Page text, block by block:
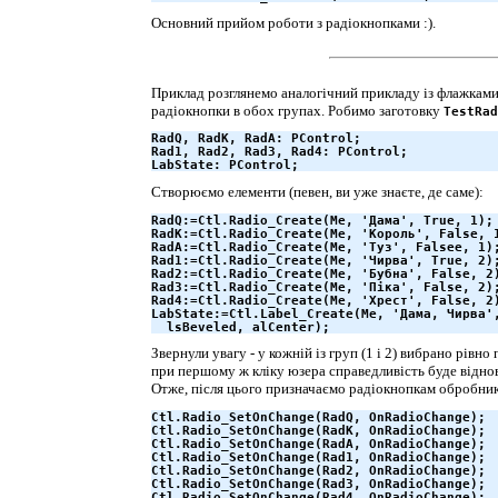
Основний прийом роботи з радіокнопками :).
Приклад розглянемо аналогічний прикладу із
радіокнопки в обох групах. Робимо заготовку TestRad
RadQ, RadK, RadA: PControl;
Rad1, Rad2, Rad3, Rad4: PControl;
LabState: PControl;
Створюємо елементи (певен, ви уже знаєте, де саме):
RadQ:=Ctl.Radio_Create(Me, 'Дама', True, 1);
RadK:=Ctl.Radio_Create(Me, 'Король', False,
RadA:=Ctl.Radio_Create(Me, 'Туз', Falsee,
Rad1:=Ctl.Radio_Create(Me, 'Чирва', True,
Rad2:=Ctl.Radio_Create(Me, 'Бубна', False,
Rad3:=Ctl.Radio_Create(Me, 'Пiка', False,
Rad4:=Ctl.Radio_Create(Me, 'Хрест', False,
LabState:=Ctl.Label_Create(Me, 'Дама,
  lsBeveled, alCenter);
Звернули увагу - у кожній із груп (1 і 2) вибрано
при першому ж кліку юзера справедливість буде
Отже, після цього призначаємо радіокнопкам
Ctl.Radio_SetOnChange(RadQ, OnRadioChange);
Ctl.Radio_SetOnChange(RadK, OnRadioChange);
Ctl.Radio_SetOnChange(RadA, OnRadioChange);
Ctl.Radio_SetOnChange(Rad1, OnRadioChange);
Ctl.Radio_SetOnChange(Rad2, OnRadioChange);
Ctl.Radio_SetOnChange(Rad3, OnRadioChange);